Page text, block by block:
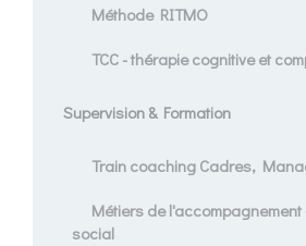
Méthode RITMO
TCC - thérapie cognitive et
Supervision & Formation
Train coaching Cadres,
Métiers de
social